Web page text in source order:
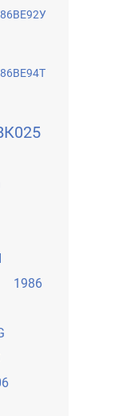
1986